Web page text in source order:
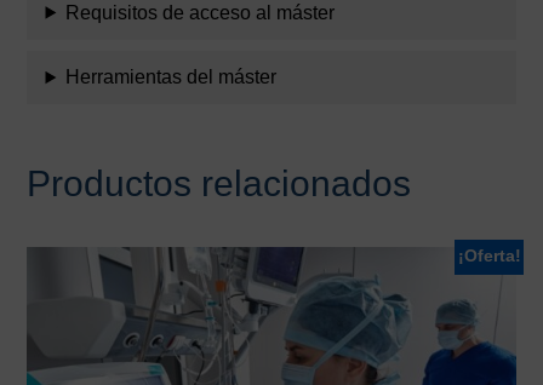
Requisitos de acceso al máster
Herramientas del máster
Productos relacionados
¡Oferta!